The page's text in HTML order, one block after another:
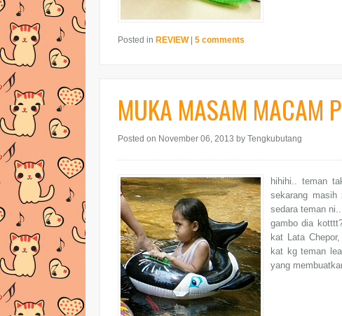
Posted in REVIEW | 5 comments
MUKA MASAM MACAM
Posted on November 06, 2013 by Tengkubutang
hihihi.. teman
sekarang
sedara teman
gambo dia
kat Lata
kat kg teman
yang